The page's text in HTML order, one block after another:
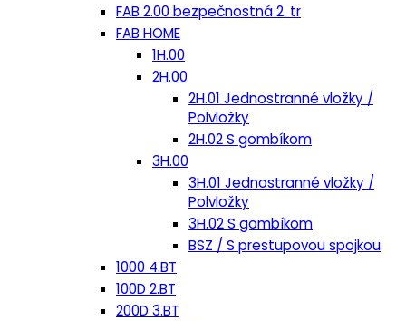
FAB 2.00 bezpečnostná 2. tr
FAB HOME
1H.00
2H.00
2H.01 Jednostranné vložky /
Polvložky
2H.02 S gombíkom
3H.00
3H.01 Jednostranné vložky /
Polvložky
3H.02 S gombíkom
BSZ / S prestupovou spojkou
1000 4.BT
100D 2.BT
200D 3.BT